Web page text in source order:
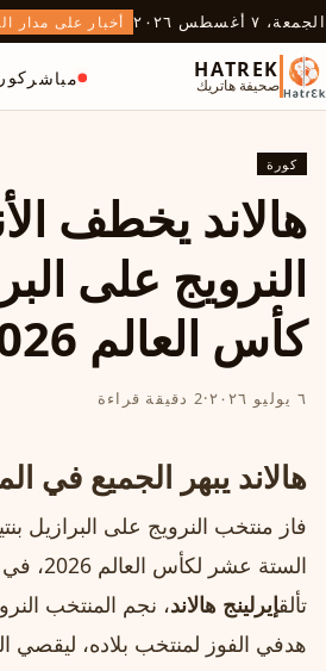
الجمعة، ٧ أغسطس ٢٠٢٦ أخبار على مدار
HATREK
صحيفة هاتريك مباشر
كورة
هالاند يخطف
النرويج على
كأس العالم 2026
٦ يوليو ٢٠٢٦ ·2 دقيقة قراءة
هالاند يبهر الجميع في
الستة عشر
تألقإيرلينج هالاند، نجم المنتخب
هدفي الفوز لمنتخب بلاده، ليقصي